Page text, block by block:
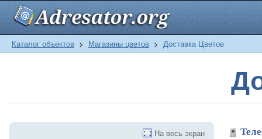
Каталог объектов > Магазины цветов > Доставка Цветов
На весь экран